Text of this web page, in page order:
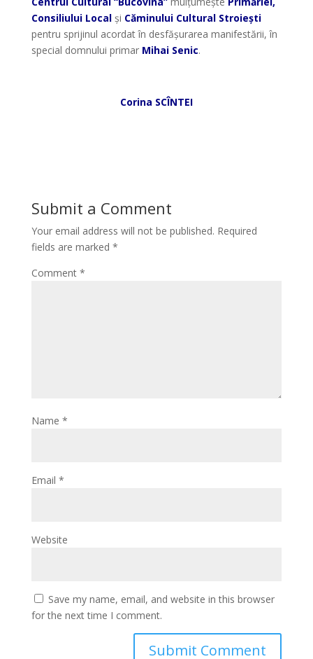
Consiliului Localși Căminului Cultural Stroiești
pentru sprijinul acordat în desfășurarea manifestării, în
special domnului primar Mihai Senic.
Corina SCÎNTEI
Submit a Comment
Your email address will not be published. Required
fields are marked *
Comment *
Name *
Email *
Website
Save my name, email, and website in this browser
for the next time I comment.